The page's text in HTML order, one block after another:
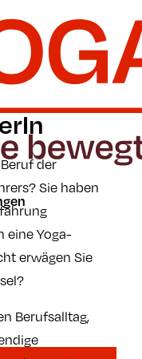
der
Sie haben
Yoga-
erwägen Sie
Berufsalltag,